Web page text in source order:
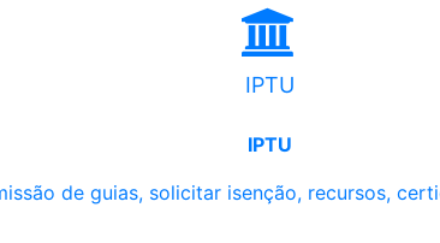
IPTU
IPTU
de guias, solicitar isenção, recursos,